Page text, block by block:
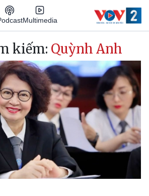
Multimedia
kiếm: Quỳnh Anh